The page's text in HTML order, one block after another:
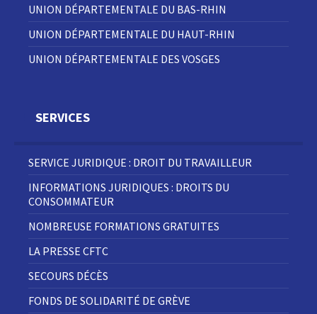
UNION DÉPARTEMENTALE DU BAS-RHIN
UNION DÉPARTEMENTALE DU HAUT-RHIN
UNION DÉPARTEMENTALE DES VOSGES
SERVICES
SERVICE JURIDIQUE : DROIT DU TRAVAILLEUR
INFORMATIONS JURIDIQUES : DROITS DU
CONSOMMATEUR
NOMBREUSE FORMATIONS GRATUITES
LA PRESSE CFTC
SECOURS DÉCÈS
FONDS DE SOLIDARITÉ DE GRÈVE